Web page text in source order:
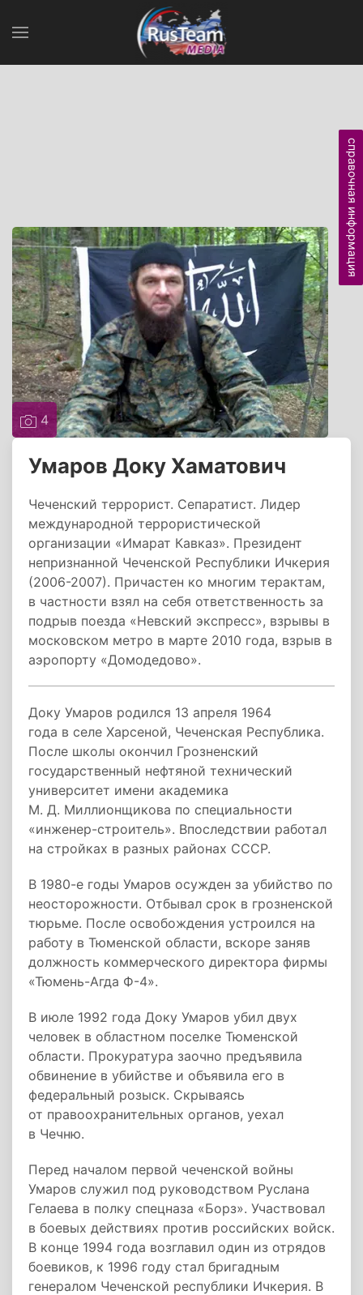
4
Умаров Доку Хаматович
Чеченский террорист. Сепаратист. Лидер
международной террористической
организации «Имарат Кавказ». Президент
непризнанной Чеченской Республики Ичкерия
(2006-2007). Причастен ко многим терактам,
в частности взял на себя ответственность за
подрыв поезда «Невский экспресс», взрывы в
московском метро в марте 2010 года, взрыв в
аэропорту «Домодедово».
Доку Умаров родился 13 апреля 1964
года в селе Харсеной, Чеченская Республика.
После школы окончил Грозненский
государственный нефтяной технический
университет имени академика
М. Д. Миллионщикова по специальности
«инженер-строитель». Впоследствии работал
на стройках в разных районах СССР.
В 1980-е годы Умаров осужден за убийство по
неосторожности. Отбывал срок в грозненской
тюрьме. После освобождения устроился на
работу в Тюменской области, вскоре заняв
должность коммерческого директора фирмы
«Тюмень-Агда Ф-4».
В июле 1992 года Доку Умаров убил двух
человек в областном поселке Тюменской
области. Прокуратура заочно предъявила
обвинение в убийстве и объявила его в
федеральный розыск. Скрываясь
от правоохранительных органов, уехал
в Чечню.
Перед началом первой чеченской войны
Умаров служил под руководством Руслана
Гелаева в полку спецназа «Борз». Участвовал
в боевых действиях против российских войск.
В конце 1994 года возглавил один из отрядов
боевиков, к 1996 году стал бригадным
генералом Чеченской республики Ичкерия. В
справочная информация